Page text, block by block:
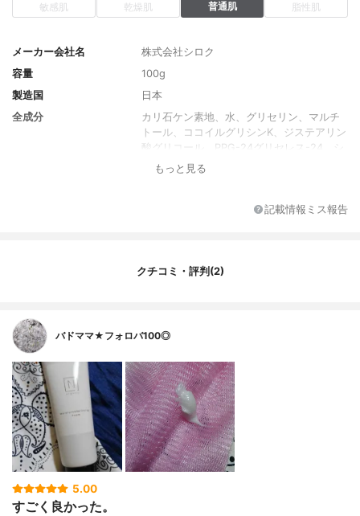
敏感肌 乾燥肌 普通肌 脂性肌
メーカー会社名
株式会社シロク
容量
100g
製造国
日本
全成分
カリ石ケン素地、水、グリセリン、マルチ
トール、ココイルグリシンK、ジステアリン
酸グリコール、PPG-24グリセレス-24、シ
ア脂、アストロカリウムムルムル種子脂、
エキス、レモン果皮油、クスノキ樹皮油、
ム、トリポリヒドロキシステアリン酸ジペ
4Na、安息香酸Na、フェノキシエタノール
もっと見る
記載情報ミス報告
クチコミ・評判(2)
バドママ★フォロバ100◎
5.00
すごく良かった。